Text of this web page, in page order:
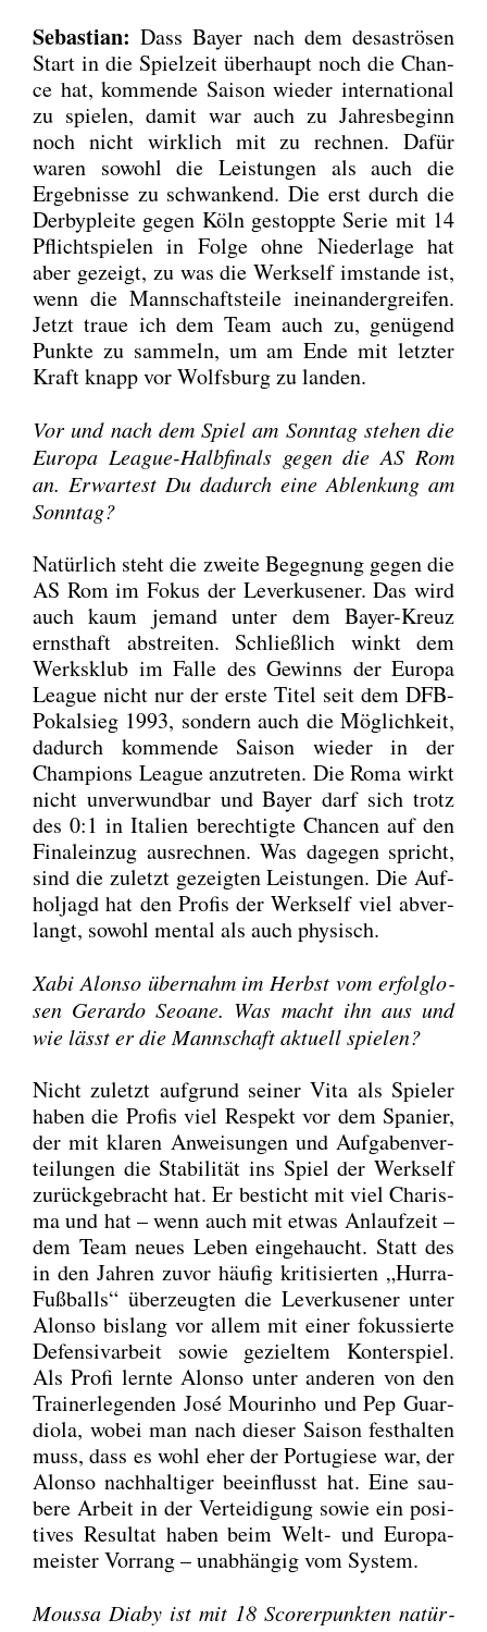
Sebas­ti­an: Dass Bay­er nach dem desas­trö­sen
Start in die Spiel­zeit über­haupt noch die Chan­
ce hat, kom­men­de Sai­son wie­der inter­na­tio­nal
zu spie­len, damit war auch zu Jah­res­be­ginn
noch nicht wirk­lich mit zu rech­nen. Dafür
waren sowohl die Leis­tun­gen als auch die
Ergeb­nis­se zu schwan­kend. Die erst durch die
Der­by­p­lei­te gegen Köln gestopp­te Serie mit 14
Pflicht­spie­len in Fol­ge ohne Nie­der­la­ge hat
aber gezeigt, zu was die Werks­elf imstan­de ist,
wenn die Mann­schafts­tei­le inein­an­der­grei­fen.
Jetzt traue ich dem Team auch zu, genü­gend
Punk­te zu sam­meln, um am Ende mit letz­ter
Kraft knapp vor Wolfs­burg zu lan­den.
Vor und nach dem Spiel am Sonn­tag ste­hen die
Euro­pa League-Halb­fi­nals gegen die AS Rom
an. Erwar­test Du dadurch eine Ablen­kung am
Sonn­tag?
Natür­lich steht die zwei­te Begeg­nung gegen die
AS Rom im Fokus der Lever­ku­se­ner. Das wird
auch kaum jemand unter dem Bay­er-Kreuz
ernst­haft abstrei­ten. Schließ­lich winkt dem
Werks­klub im Fal­le des Gewinns der Euro­pa
League nicht nur der ers­te Titel seit dem DFB-
Pokal­sieg 1993, son­dern auch die Mög­lich­keit,
dadurch kom­men­de Sai­son wie­der in der
Cham­pi­ons League anzu­tre­ten. Die Roma wirkt
nicht unver­wund­bar und Bay­er darf sich trotz
des 0:1 in Ita­li­en berech­tig­te Chan­cen auf den
Final­ein­zug aus­rech­nen. Was dage­gen spricht,
sind die zuletzt gezeig­ten Leis­tun­gen. Die Auf­
hol­jagd hat den Pro­fis der Werks­elf viel abver­
langt, sowohl men­tal als auch phy­sisch.
Xabi Alon­so über­nahm im Herbst vom erfolg­lo­
sen Gerar­do Seo­ane. Was macht ihn aus und
wie lässt er die Mann­schaft aktu­ell spie­len?
Nicht zuletzt auf­grund sei­ner Vita als Spie­ler
haben die Pro­fis viel Respekt vor dem Spa­ni­er,
der mit kla­ren Anwei­sun­gen und Auf­ga­ben­ver­
tei­lun­gen die Sta­bi­li­tät ins Spiel der Werks­elf
zurück­ge­bracht hat. Er besticht mit viel Cha­ris­
ma und hat – wenn auch mit etwas Anlauf­zeit –
dem Team neu­es Leben ein­ge­haucht. Statt des
in den Jah­ren zuvor häu­fig kri­ti­sier­ten „Hur­ra-
Fuß­balls“ über­zeug­ten die Lever­ku­se­ner unter
Alon­so bis­lang vor allem mit einer fokus­sier­te
Defen­siv­ar­beit sowie geziel­tem Kon­ter­spiel.
Als Pro­fi lern­te Alon­so unter ande­ren von den
Trai­ner­le­gen­den José Mour­in­ho und Pep Guar­
dio­la, wobei man nach die­ser Sai­son fest­hal­ten
muss, dass es wohl eher der Por­tu­gie­se war, der
Alon­so nach­hal­ti­ger beein­flusst hat. Eine sau­
be­re Arbeit in der Ver­tei­di­gung sowie ein posi­
ti­ves Resul­tat haben beim Welt- und Euro­pa­
meis­ter Vor­rang – unab­hän­gig vom Sys­tem.
Moussa Dia­by ist mit 18 Scor­er­punk­ten natür­